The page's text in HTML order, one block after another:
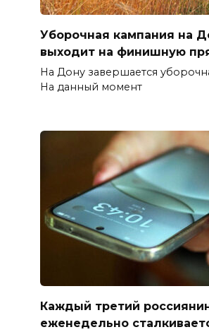
Уборочная кампания на
выходит на финишную
На Дону завершается
На данный момент
Каждый третий
еженедельно